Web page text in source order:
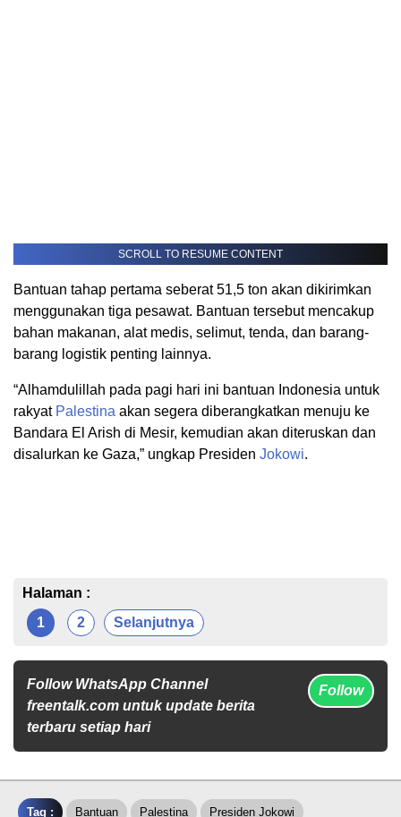
SCROLL TO RESUME CONTENT
Bantuan tahap pertama seberat 51,5 ton akan dikirimkan
menggunakan tiga pesawat. Bantuan tersebut mencakup
bahan makanan, alat medis, selimut, tenda, dan barang-
barang logistik penting lainnya.
“Alhamdulillah pada pagi hari ini bantuan Indonesia untuk
rakyat Palestina akan segera diberangkatkan menuju ke
Bandara El Arish di Mesir, kemudian akan diteruskan dan
disalurkan ke Gaza,” ungkap Presiden Jokowi.
Halaman :
1
2 Selanjutnya
Follow WhatsApp Channel
freentalk.com untuk update berita
terbaru setiap hari
Follow
Tag : Bantuan Palestina Presiden Jokowi